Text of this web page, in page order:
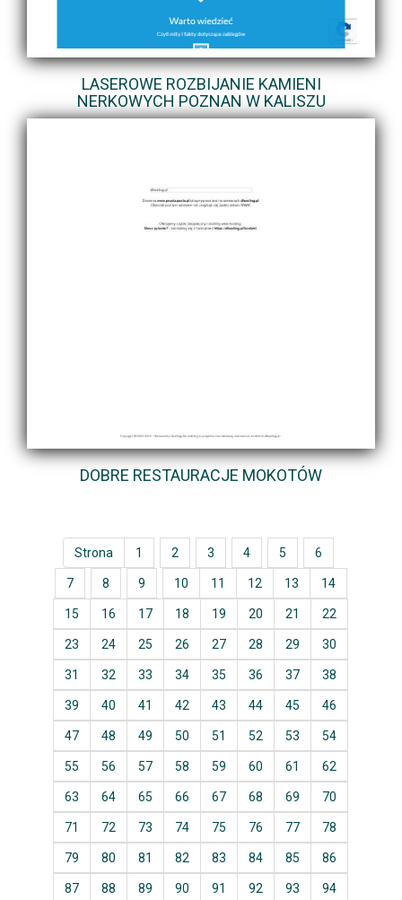
LASEROWE ROZBIJANIE KAMIENI
NERKOWYCH POZNAN W KALISZU
DOBRE RESTAURACJE MOKOTÓW
Strona 1 2 3 4 5 6
7 8 9 10 11 12 13 14
15 16 17 18 19 20 21 22
23 24 25 26 27 28 29 30
31 32 33 34 35 36 37 38
39 40 41 42 43 44 45 46
47 48 49 50 51 52 53 54
55 56 57 58 59 60 61 62
63 64 65 66 67 68 69 70
71 72 73 74 75 76 77 78
79 80 81 82 83 84 85 86
87 88 89 90 91 92 93 94